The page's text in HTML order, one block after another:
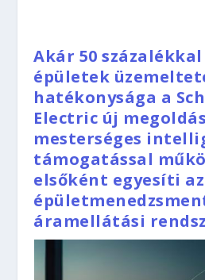
Akár 50
épületek
hatékonysága a
Electric új
mesterséges
támogatással
elsőként egyesíti
áramellátási